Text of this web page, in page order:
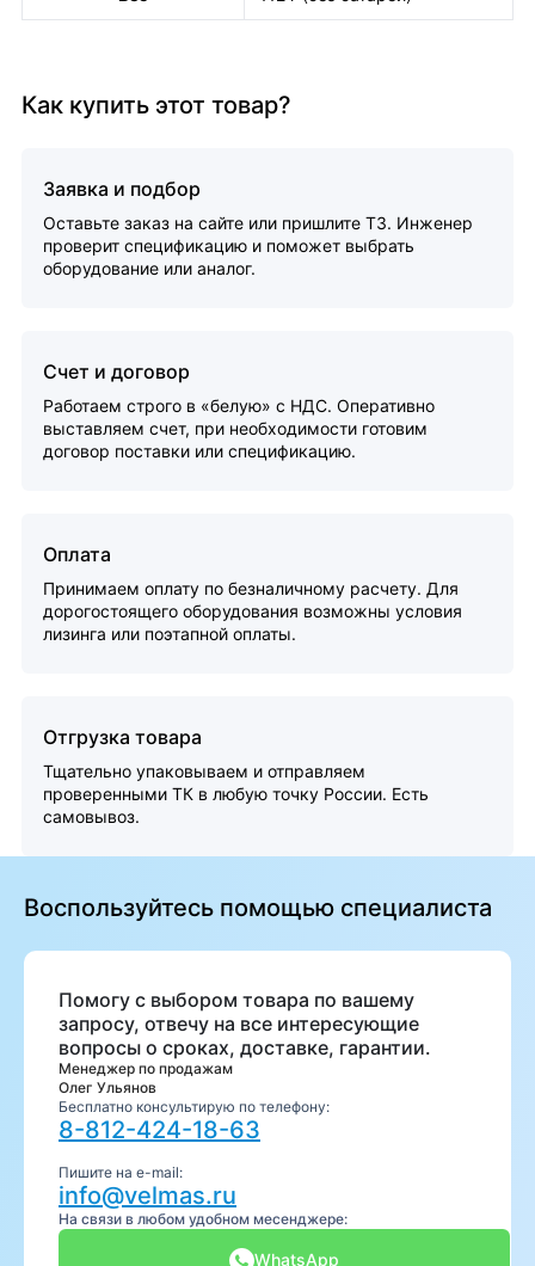
Как купить этот товар?
Заявка и подбор
Оставьте заказ на сайте или пришлите ТЗ. Инженер
проверит спецификацию и поможет выбрать
оборудование или аналог.
Счет и договор
Работаем строго в «белую» с НДС. Оперативно
выставляем счет, при необходимости готовим
договор поставки или спецификацию.
Оплата
Принимаем оплату по безналичному расчету. Для
дорогостоящего оборудования возможны условия
лизинга или поэтапной оплаты.
Отгрузка товара
Тщательно упаковываем и отправляем
проверенными ТК в любую точку России. Есть
самовывоз.
Воспользуйтесь помощью специалиста
Помогу с выбором товара по вашему
запросу, отвечу на все интересующие
вопросы о сроках, доставке, гарантии.
Менеджер по продажам
Олег Ульянов
Бесплатно консультирую по телефону:
8-812-424-18-63
Пишите на e-mail:
info@velmas.ru
На связи в любом удобном месенджере:
WhatsApp